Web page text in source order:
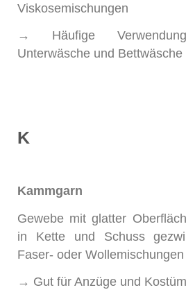
Viskosemischungen
→ Häufige
Unterwäsche und Bettwäsche
K
Kammgarn
Gewebe mit glatter
in Kette und Schuss
Faser- oder Wollemischungen
→ Gut für Anzüge und